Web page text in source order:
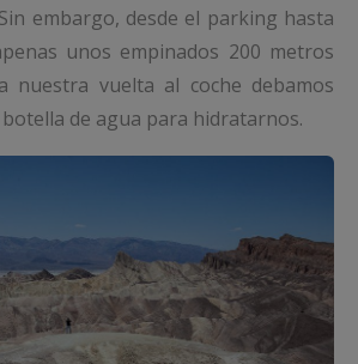
embargo, desde el parking hasta
unos empinados 200 metros
nuestra vuelta al coche debamos
de agua para hidratarnos.